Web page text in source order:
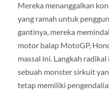
Mereka menanggalkan
yang ramah untuk
gantinya, mereka
motor balap MotoGP,
massal ini. Langkah
sebuah monster sirkuit
tetap memiliki